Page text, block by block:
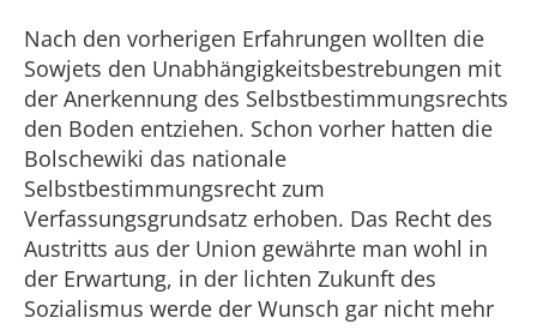
Nach den vorherigen Erfahrungen wollten die
Sowjets den Unabhängigkeitsbestrebungen mit
der Anerkennung des Selbstbestimmungsrechts
den Boden entziehen. Schon vorher hatten die
Bolschewiki das nationale
Selbstbestimmungsrecht zum
Verfassungsgrundsatz erhoben. Das Recht des
Austritts aus der Union gewährte man wohl in
der Erwartung, in der lichten Zukunft des
Sozialismus werde der Wunsch gar nicht mehr